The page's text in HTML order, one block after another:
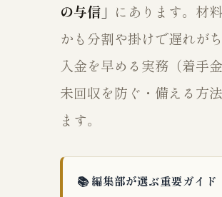
の与信」 にあります。材
かも分割や掛けで遅れが
入金を早める実務（着手
未回収を防ぐ・備える方法
ます。
📚 編集部が選ぶ重要ガイド